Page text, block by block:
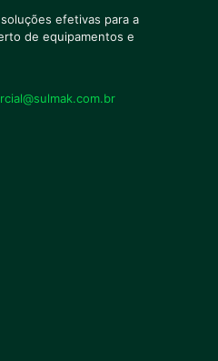
efetivas para a
de equipamentos e